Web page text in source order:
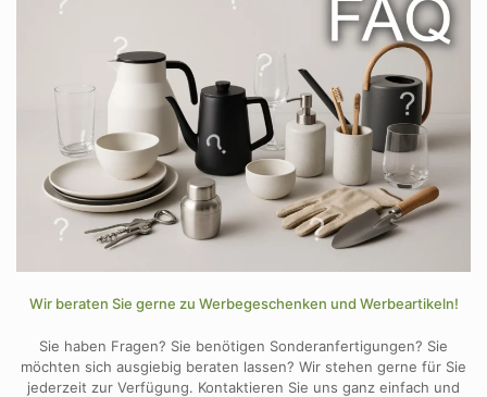
Wir beraten Sie gerne zu Werbegeschenken und Werbeartikeln!
Sie haben Fragen? Sie benötigen Sonderanfertigungen? Sie
möchten sich ausgiebig beraten lassen? Wir stehen gerne für Sie
jederzeit zur Verfügung. Kontaktieren Sie uns ganz einfach und